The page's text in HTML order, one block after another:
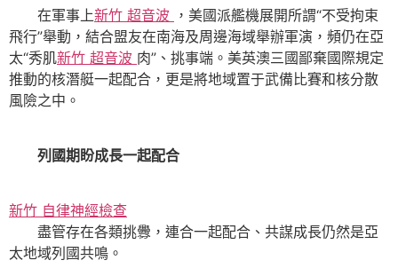
在軍事上新竹 超音波 ，美國派艦機展開所謂“不受拘束
飛行”舉動，結合盟友在南海及周邊海域舉辦軍演，頻仍在亞
太“秀肌新竹 超音波 肉”、挑事端。美英澳三國鄙棄國際規定
推動的核潛艇一起配合，更是將地域置于武備比賽和核分散
風險之中。
列國期盼成長一起配合
新竹 自律神經檢查
盡管存在各類挑釁，連合一起配合、共謀成長仍然是亞
太地域列國共鳴。